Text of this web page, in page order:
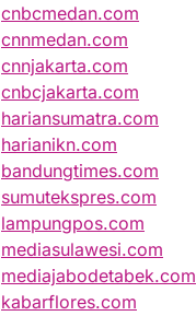
cnbcmedan.com
cnnmedan.com
cnnjakarta.com
cnbcjakarta.com
hariansumatra.com
harianikn.com
bandungtimes.com
sumutekspres.com
lampungpos.com
mediasulawesi.com
mediajabodetabek.com
kabarflores.com